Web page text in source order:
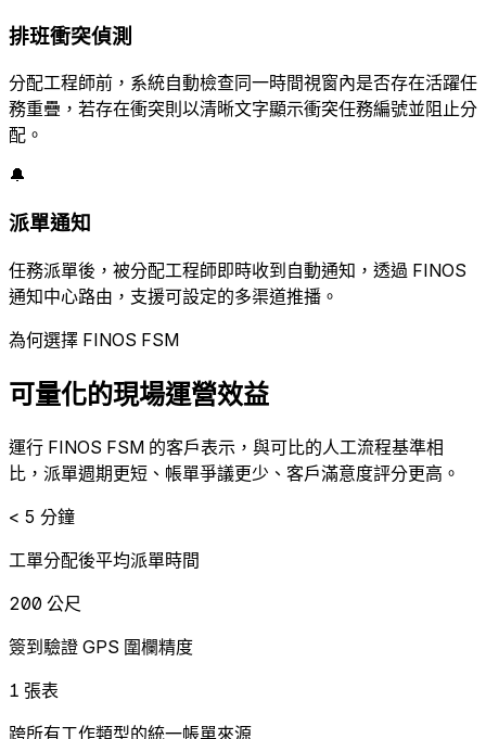
排班衝突偵測
分配工程師前，系統自動檢查同一時間視窗內是否存在活躍任
務重疊，若存在衝突則以清晰文字顯示衝突任務編號並阻止分
配。
🔔
派單通知
任務派單後，被分配工程師即時收到自動通知，透過 FINOS
通知中心路由，支援可設定的多渠道推播。
為何選擇 FINOS FSM
可量化的現場運營效益
運行 FINOS FSM 的客戶表示，與可比的人工流程基準相
比，派單週期更短、帳單爭議更少、客戶滿意度評分更高。
< 5 分鐘
工單分配後平均派單時間
200 公尺
簽到驗證 GPS 圍欄精度
1 張表
跨所有工作類型的統一帳單來源